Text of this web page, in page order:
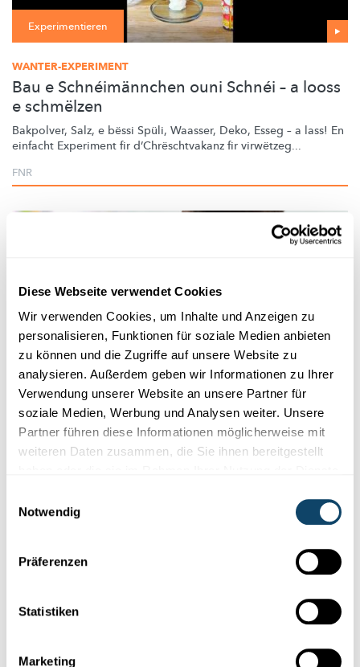
Diese Webseite verwendet Cookies
Wir verwenden Cookies, um Inhalte und Anzeigen zu
personalisieren, Funktionen für soziale Medien anbieten
zu können und die Zugriffe auf unsere Website zu
analysieren. Außerdem geben wir Informationen zu Ihrer
Verwendung unserer Website an unsere Partner für
soziale Medien, Werbung und Analysen weiter. Unsere
Partner führen diese Informationen möglicherweise mit
weiteren Daten zusammen, die Sie ihnen bereitgestellt
Notwendig
Präferenzen
Statistiken
Marketing
Experimentieren
WANTER-EXPERIMENT
Bau e Schnéimännchen ouni Schnéi – a looss
e schmëlzen
Bakpolver, Salz, e bëssi Spüli, Waasser, Deko, Esseg – a lass! En
einfacht Experiment fir d’Chrëschtvakanz fir virwëtzeg...
FNR
Mr Science
Firwat gi munch Flecken just schwéier aus de
Kleeder eraus?
Anerer si vill méi haartnäckeg an nees anerer ginn iwwerhaapt
ne...